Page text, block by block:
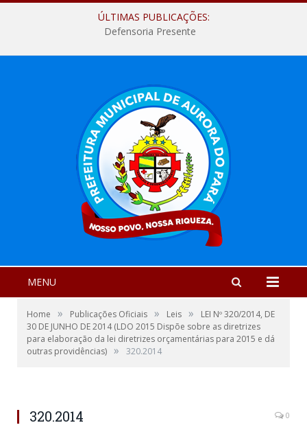
ÚLTIMAS PUBLICAÇÕES:
Defensoria Presente
MENU
Home » Publicações Oficiais » Leis »
LEI Nº 320/2014, DE
30 DE JUNHO DE 2014 (LDO 2015 Dispõe sobre as diretrizes
para elaboração da lei diretrizes orçamentárias para 2015 e dá
outras providências) » 320.2014
320.2014 0